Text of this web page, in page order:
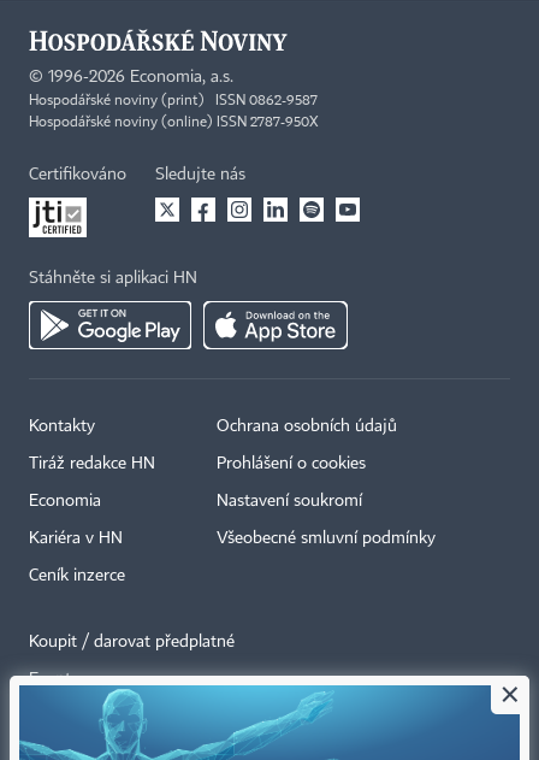
© 1996-2026 Economia, a.s.
Hospodářské noviny (print) ISSN 0862-9587
Hospodářské noviny (online) ISSN 2787-950X
Certifikováno Sledujte nás
Stáhněte si aplikaci HN
Kontakty
Tiráž redakce HN
Economia
Kariéra v HN
Ceník inzerce
Ochrana osobních údajů
Prohlášení o cookies
Nastavení soukromí
Všeobecné smluvní podmínky
Koupit / darovat předplatné
Eventy
Newslettery
RSS kanály
×